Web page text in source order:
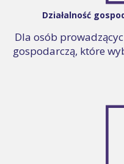
Działalność
Dla osób
gospodarczą, które